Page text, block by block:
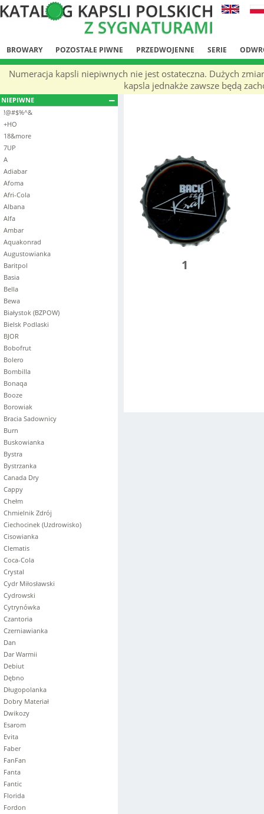
BROWARY POZOSTAŁE PIWNE PRZEDWOJENNE SERIE
Numeracja kapsli niepiwnych nie jest ostateczna. Dużych
kapsla jednakże zawsze będą
NIEPIWNE
!@#$%^&
+HO
18&more
7UP
A
Adiabar
Afoma
Afri-Cola
Albana
Alfa
Ambar
Aquakonrad
Augustowianka
Baritpol
Basia
Bella
Bewa
Białystok (BZPOW)
Bielsk Podlaski
BJOR
Bobofrut
Bolero
Bombilla
Bonaqa
Booze
Borowiak
Bracia Sadownicy
Burn
Buskowianka
Bystra
Bystrzanka
Canada Dry
Cappy
Chełm
Chmielnik Zdrój
Ciechocinek (Uzdrowisko)
Cisowianka
Clematis
Coca-Cola
Crystal
Cydr Miłosławski
Cydrowski
Cytrynówka
Czantoria
Czerniawianka
Dan
Dar Warmii
Debiut
Dębno
Długopolanka
Dobry Materiał
Dwikozy
Esarom
Evita
Faber
FanFan
Fanta
Fantic
Florida
Fordon
1